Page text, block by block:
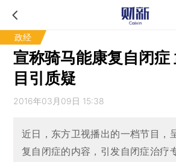
政经
宣称骑马能康复自闭症
目引质疑
2016年03月09日 15:38
近日，东方卫视播出的一档节目，
复自闭症的内容，引发自闭症治疗